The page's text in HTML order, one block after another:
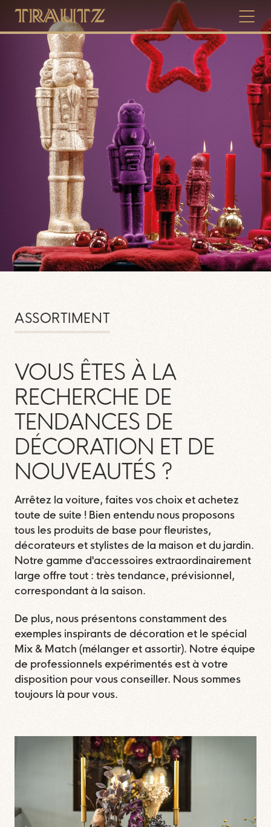
À PROPOS DE TRAUTZ
DATES
NOUVELLES & ANNONCES
SERVICE & TÉLÉCHARGEMENTS
ASSORTIMENT
VOUS ÊTES À LA
RECHERCHE DE
TENDANCES DE
DÉCORATION ET DE
NOUVEAUTÉS ?
Arrêtez la voiture, faites vos choix et achetez
toute de suite ! Bien entendu nous proposons
tous les produits de base pour fleuristes,
décorateurs et stylistes de la maison et du jardin.
Notre gamme d'accessoires extraordinairement
large offre tout : très tendance, prévisionnel,
correspondant à la saison.
De plus, nous présentons constamment des
exemples inspirants de décoration et le spécial
Mix & Match (mélanger et assortir). Notre équipe
de professionnels expérimentés est à votre
disposition pour vous conseiller. Nous sommes
toujours là pour vous.